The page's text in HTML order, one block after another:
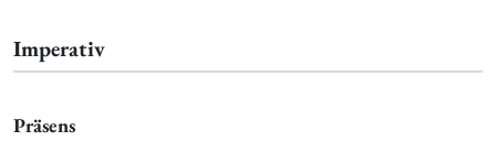
Imperativ
Präsens